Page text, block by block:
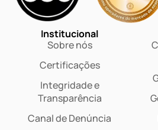
Institucional
Sobre nós
Certificações
Integridade e
Transparência
Canal de Denúncia